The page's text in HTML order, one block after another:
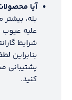
آیا
بله،
علیه عیوب
شرایط
بنابراین
پشتیبانی
کنید.